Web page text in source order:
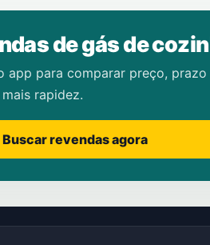
de gás de
app para comparar preço,
rapidez.
Buscar revendas agora